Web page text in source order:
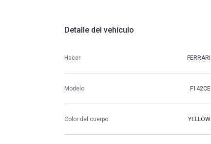
Detalle del vehículo
Hacer FERRARI
Modelo F142CE
Color del cuerpo YELLOW